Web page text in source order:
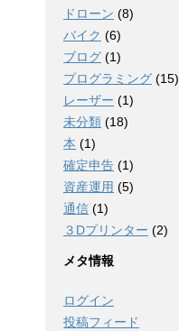
ドローン (8)
バイク (6)
ブログ (1)
プログラミング (15)
レーザー (1)
未分類 (18)
本 (1)
確定申告 (1)
資産運用 (5)
通信 (1)
３Dプリンター (2)
メタ情報
ログイン
投稿フィード